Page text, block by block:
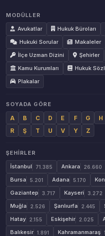
MODÜLLER
Avukatlar
Hukuk Büroları
Hukuki Sorular
Makaleler
İlçe Uzman Dizini
Şehirler
Kamu Kurumları
Hukuk
Plakalar
SOYADA GÖRE
A B C D E F G H
R
Ş T U V Y Z
ŞEHIRLER
İstanbul
71.385 Ankara 26.660
Bursa 5.201 Adana 5.170
Gaziantep 3.717 Kayseri 3.272
Muğla 2.526 Şanlıurfa 2.445
Hatay 2.155 Eskişehir 2.025
Balıkesir 1.891 Kahramanmaraş